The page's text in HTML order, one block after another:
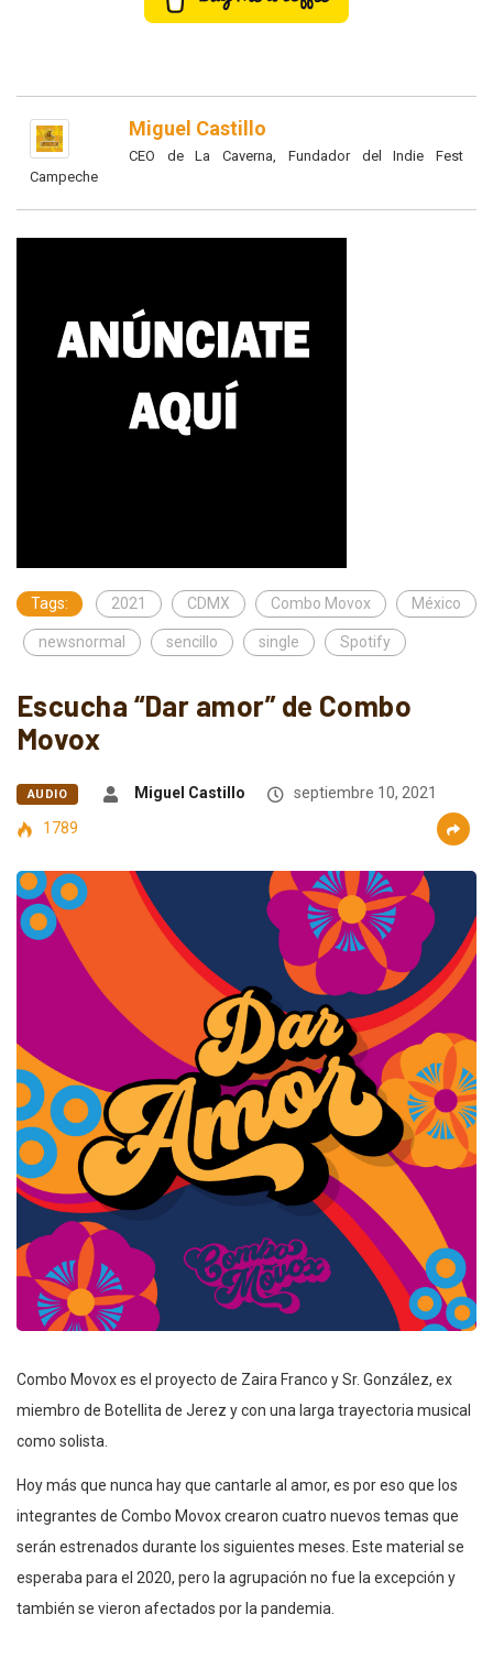
Miguel Castillo
CEO de La Caverna, Fundador del Indie Fest
Campeche
Tags: 2021 CDMX Combo Movox México
newsnormal sencillo single Spotify
Escucha “Dar amor” de Combo
Movox
AUDIO Miguel Castillo
septiembre 10, 2021
1789
Combo Movox es el proyecto de Zaira Franco y Sr. González, ex
miembro de Botellita de Jerez y con una larga trayectoria musical
como solista.
Hoy más que nunca hay que cantarle al amor, es por eso que los
integrantes de Combo Movox crearon cuatro nuevos temas que
serán estrenados durante los siguientes meses. Este material se
esperaba para el 2020, pero la agrupación no fue la excepción y
también se vieron afectados por la pandemia.